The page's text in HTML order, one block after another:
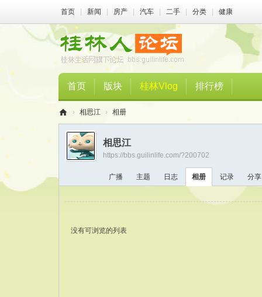
首页 新闻 房产 汽车 二手 分类 健康
首页 版块 桂林Vlog 排行榜
桂
林
人
› 相思江 › 相册
相思江
https://bbs.guilinlife.com/?200702
广播 主题 日志 相册 记录 分享
没有可浏览的列表